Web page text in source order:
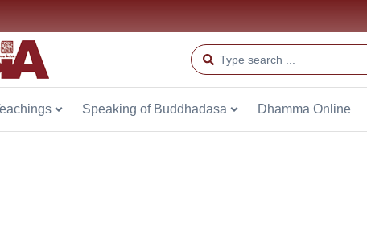
Speaking of Buddhadasa Dhamma Online